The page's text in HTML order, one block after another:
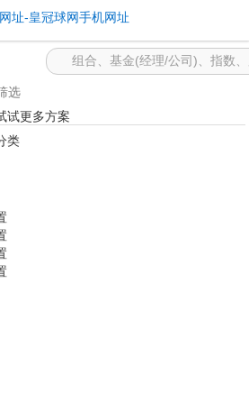
冠球网的网址
址-皇冠球网手机网址
选
试更多方案
类